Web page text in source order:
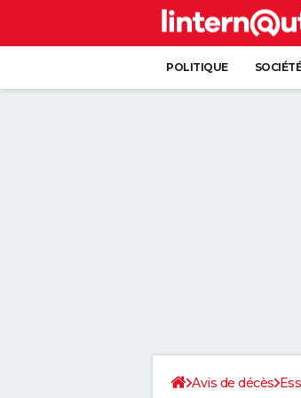
POLITIQUE SOCIÉTÉ
Avis de décès